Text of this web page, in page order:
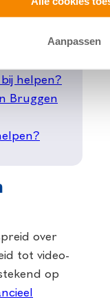
Aanpassen
over
tot video-
op
helpen?
Bruggen